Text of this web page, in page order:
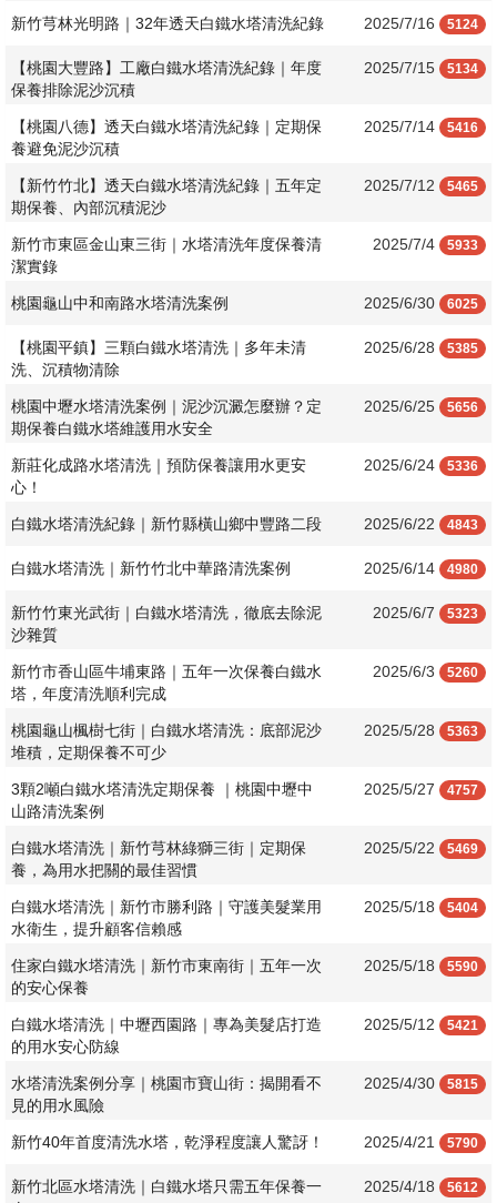
新竹芎林光明路｜32年透天白鐵水塔清洗紀錄 2025/7/16 5124
【桃園大豐路】工廠白鐵水塔清洗紀錄｜年度
保養排除泥沙沉積
2025/7/15 5134
【桃園八德】透天白鐵水塔清洗紀錄｜定期保
養避免泥沙沉積
2025/7/14 5416
【新竹竹北】透天白鐵水塔清洗紀錄｜五年定
期保養、內部沉積泥沙
2025/7/12 5465
新竹市東區金山東三街｜水塔清洗年度保養清
潔實錄
2025/7/4 5933
桃園龜山中和南路水塔清洗案例 2025/6/30 6025
【桃園平鎮】三顆白鐵水塔清洗｜多年未清
洗、沉積物清除
2025/6/28 5385
桃園中壢水塔清洗案例｜泥沙沉澱怎麼辦？定
期保養白鐵水塔維護用水安全
2025/6/25 5656
新莊化成路水塔清洗｜預防保養讓用水更安
心！
2025/6/24 5336
白鐵水塔清洗紀錄｜新竹縣橫山鄉中豐路二段 2025/6/22 4843
白鐵水塔清洗｜新竹竹北中華路清洗案例 2025/6/14 4980
新竹竹東光武街｜白鐵水塔清洗，徹底去除泥
沙雜質
2025/6/7 5323
新竹市香山區牛埔東路｜五年一次保養白鐵水
塔，年度清洗順利完成
2025/6/3 5260
桃園龜山楓樹七街｜白鐵水塔清洗：底部泥沙
堆積，定期保養不可少
2025/5/28 5363
3顆2噸白鐵水塔清洗定期保養 ｜桃園中壢中
山路清洗案例
2025/5/27 4757
白鐵水塔清洗｜新竹芎林綠獅三街｜定期保
養，為用水把關的最佳習慣
2025/5/22 5469
白鐵水塔清洗｜新竹市勝利路｜守護美髮業用
水衛生，提升顧客信賴感
2025/5/18 5404
住家白鐵水塔清洗｜新竹市東南街｜五年一次
的安心保養
2025/5/18 5590
白鐵水塔清洗｜中壢西園路｜專為美髮店打造
的用水安心防線
2025/5/12 5421
水塔清洗案例分享｜桃園市寶山街：揭開看不
見的用水風險
2025/4/30 5815
​新竹40年首度清洗水塔，乾淨程度讓人驚訝！ 2025/4/21 5790
新竹北區水塔清洗｜白鐵水塔只需五年保養一
2025/4/18 5612